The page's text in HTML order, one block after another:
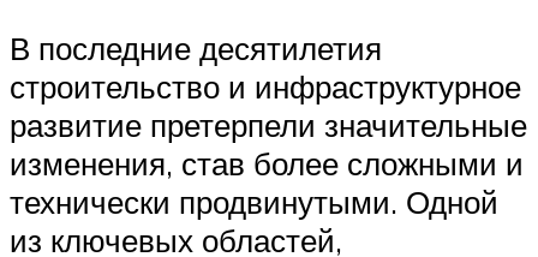
В последние десятилетия
строительство и инфраструктурное
развитие претерпели значительные
изменения, став более сложными и
технически продвинутыми. Одной
из ключевых областей,